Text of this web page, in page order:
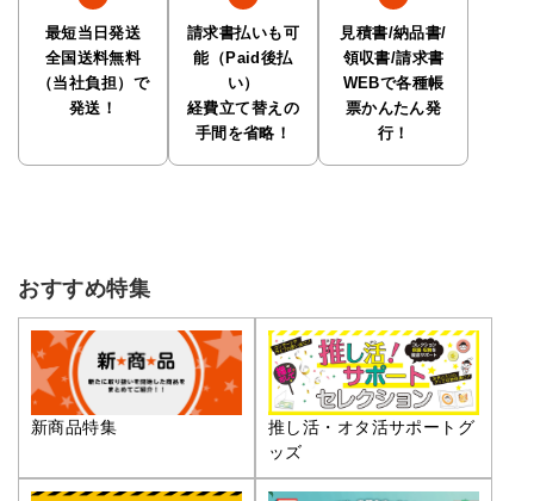
最短当日発送
全国送料無料
（当社負担）で
発送！
請求書払いも可
能（Paid後払
い）
経費立て替えの
手間を省略！
見積書/納品書/
領収書/請求書
WEBで各種帳
票かんたん発
行！
おすすめ特集
新商品特集
推し活・オタ活サポートグ
ッズ